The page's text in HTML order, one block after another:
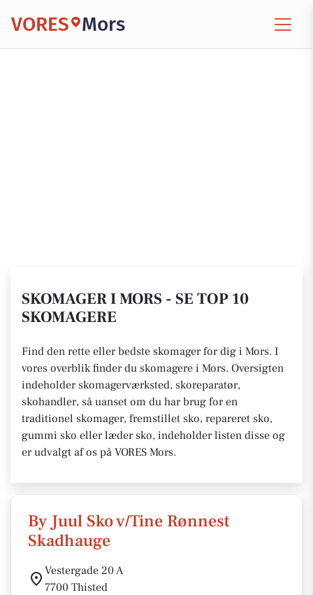
VORES Mors
SKOMAGER I MORS - SE TOP 10
SKOMAGERE
Find den rette eller bedste skomager for dig i Mors. I
vores overblik finder du skomagere i Mors. Oversigten
indeholder skomagerværksted, skoreparatør,
skohandler, så uanset om du har brug for en
traditionel skomager, fremstillet sko, repareret sko,
gummi sko eller læder sko, indeholder listen disse og
er udvalgt af os på VORES Mors.
By Juul Sko v/Tine Rønnest
Skadhauge
Vestergade 20 A
7700 Thisted